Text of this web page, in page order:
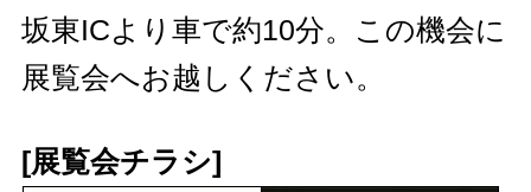
坂東ICより車で約10分。この機会に
展覧会へお越しください。
[展覧会チラシ]